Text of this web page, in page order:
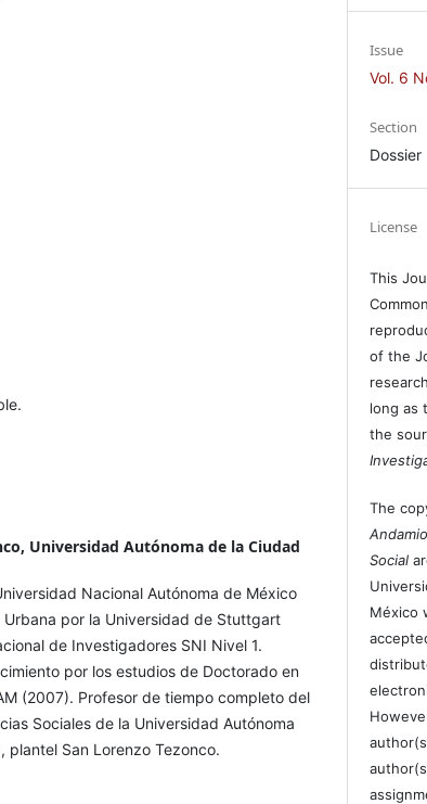
Universidad Autónoma de la Ciudad
Nacional Autónoma de México
por la Universidad de Stuttgart
de Investigadores SNI Nivel 1.
por los estudios de Doctorado en
(2007). Profesor de tiempo completo del
Sociales de la Universidad Autónoma
plantel San Lorenzo Tezonco.
Issue
Vol. 6
Section
Dossier
License
This
of the
long as
the
The
Social
México